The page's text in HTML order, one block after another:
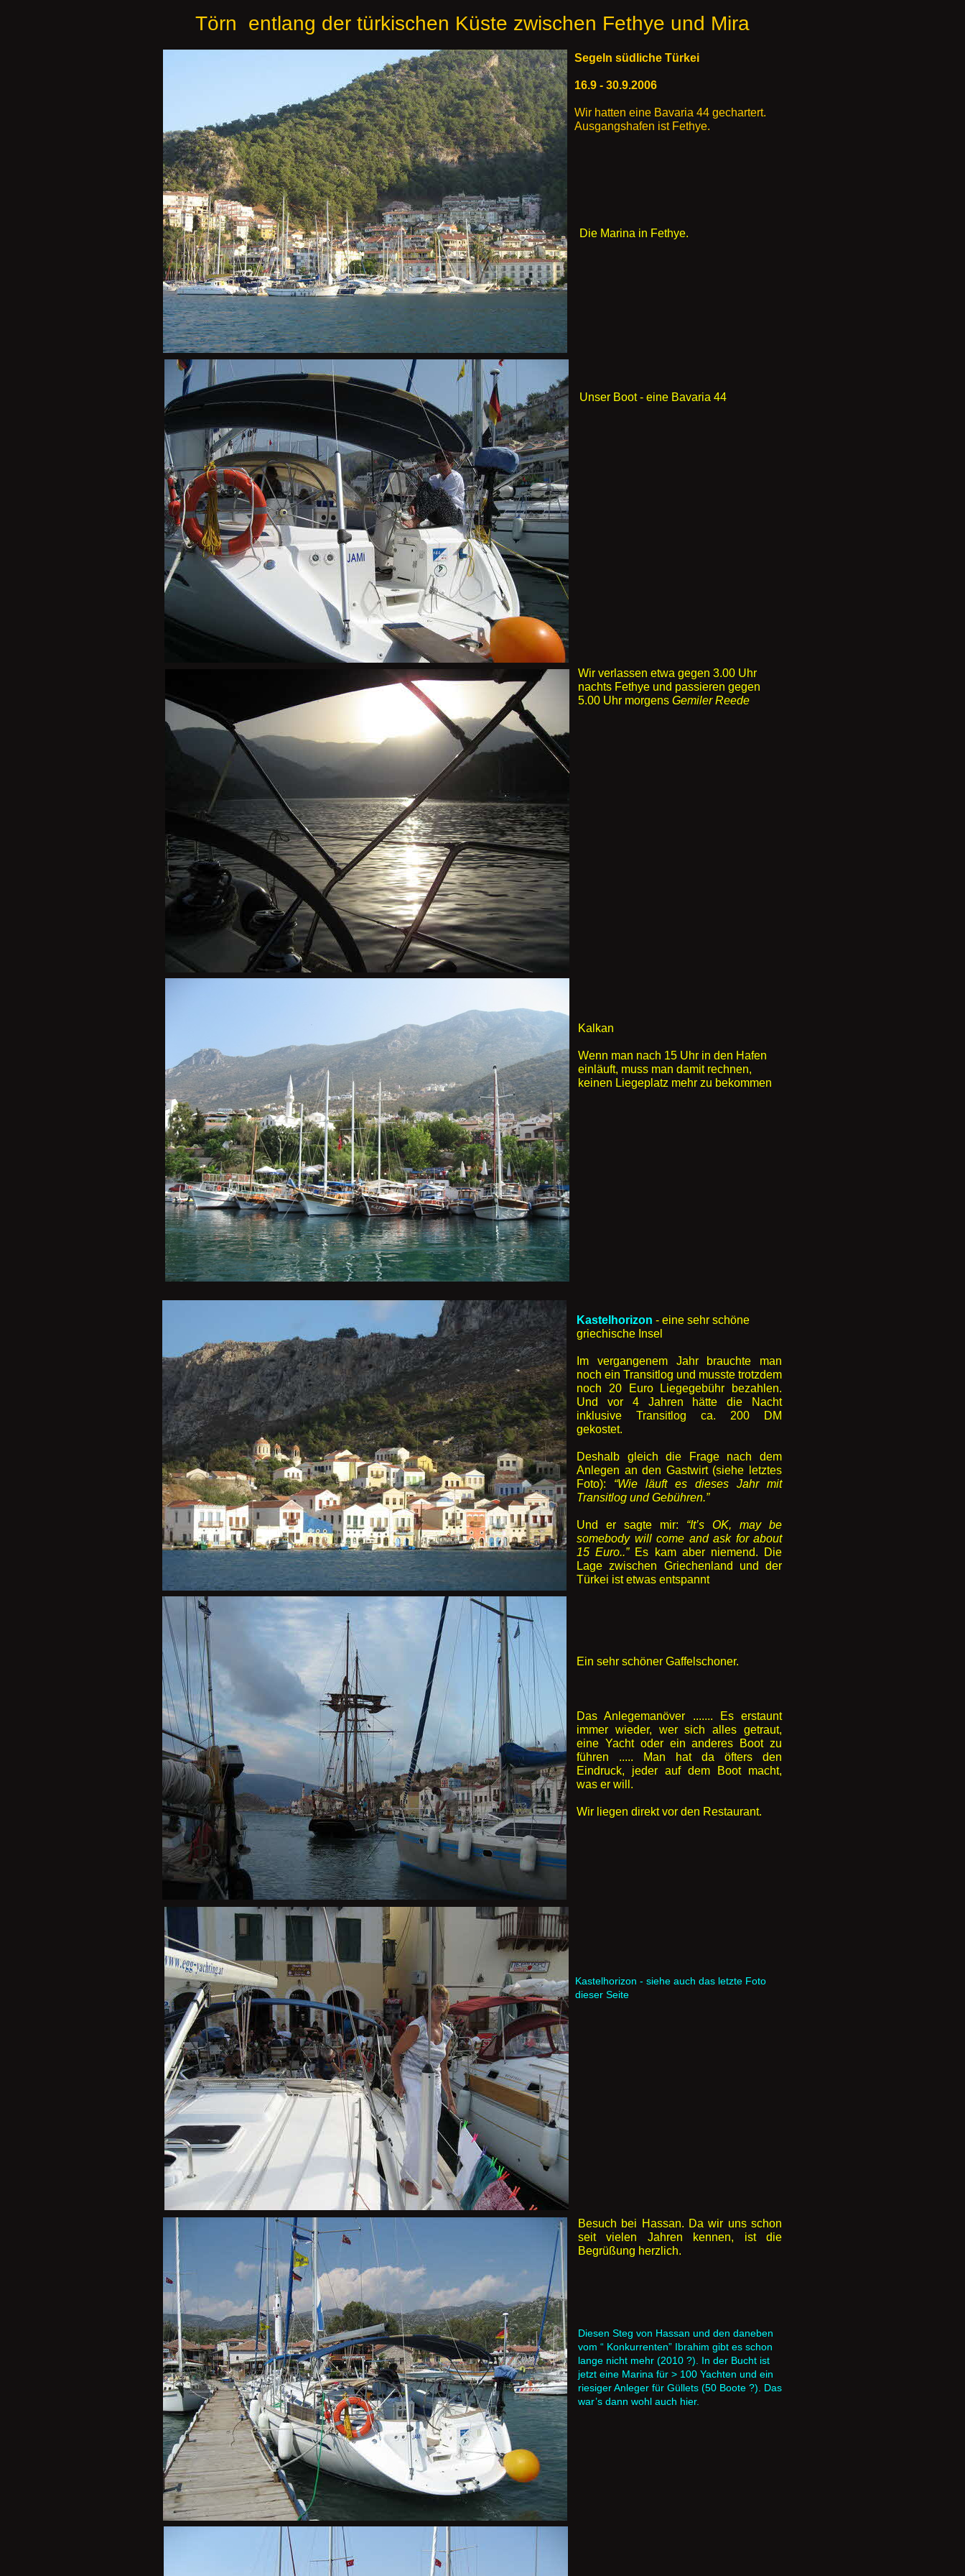
Törn entlang der türkischen Küste zwischen Fethye und Mira
Kastelhorizon - eine sehr schöne
griechische Insel
Im vergangenem Jahr brauchte man
noch ein Transitlog und musste trotzdem
noch 20 Euro Liegegebühr bezahlen.
Und vor 4 Jahren hätte die Nacht
inklusive Transitlog ca. 200 DM
gekostet.
Deshalb gleich die Frage nach dem
Anlegen an den Gastwirt (siehe letztes
Foto): “Wie läuft es dieses Jahr mit
Transitlog und Gebühren.”
Und er sagte mir: “It’s OK, may be
somebody will come and ask for about
15 Euro..”Es kam aber niemend. Die
Lage zwischen Griechenland und der
Türkei ist etwas entspannt
Ein sehr schöner Gaffelschoner.
Das Anlegemanöver ....... Es erstaunt
immer wieder, wer sich alles getraut,
eine Yacht oder ein anderes Boot zu
führen ..... Man hat da öfters den
Eindruck, jeder auf dem Boot macht,
was er will.
Wir liegen direkt vor den Restaurant.
Segeln südliche Türkei
16.9 - 30.9.2006
Wir hatten eine Bavaria 44 gechartert.
Ausgangshafen ist Fethye.
Die Marina in Fethye.
Unser Boot - eine Bavaria 44
Wir verlassen etwa gegen 3.00 Uhr
nachts Fethye und passieren gegen
5.00 Uhr morgens Gemiler Reede
Kalkan
Wenn man nach 15 Uhr in den Hafen
einläuft, muss man damit rechnen,
keinen Liegeplatz mehr zu bekommen
Besuch bei Hassan. Da wir uns schon
seit vielen Jahren kennen, ist die
Begrüßung herzlich.
Diesen Steg von Hassan und den daneben
vom “ Konkurrenten” Ibrahim gibt es schon
lange nicht mehr (2010 ?). In der Bucht ist
jetzt eine Marina für > 100 Yachten und ein
riesiger Anleger für Güllets (50 Boote ?). Das
war’s dann wohl auch hier.
Kastelhorizon - siehe auch das letzte Foto
dieser Seite